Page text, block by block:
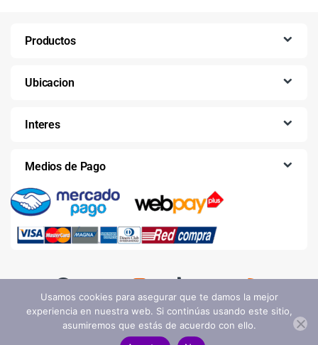
Productos
Ubicacion
Interes
Medios de Pago
Usamos cookies para asegurar que te damos la mejor
experiencia en nuestra web. Si continúas usando este sitio,
asumiremos que estás de acuerdo con ello.